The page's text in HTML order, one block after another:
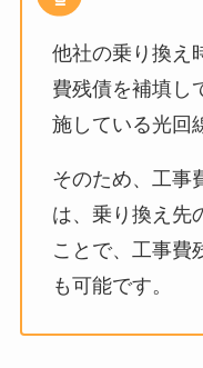
他社の乗り換え
費残債を補填し
施している光回
そのため、工事
は、乗り換え先
ことで、工事費
も可能です。